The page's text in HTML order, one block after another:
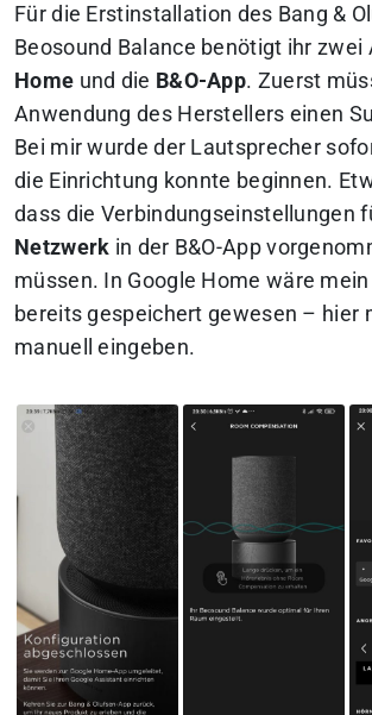
Für die Erstinstallation des Bang &
Beosound Balance benötigt ihr zwei
Home und die B&O-App. Zuerst
Anwendung des Herstellers einen
Bei mir wurde der Lautsprecher
die Einrichtung konnte beginnen.
dass die Verbindungseinstellungen
Netzwerk in der B&O-App
müssen. In Google Home wäre
bereits gespeichert gewesen – hier
manuell eingeben.